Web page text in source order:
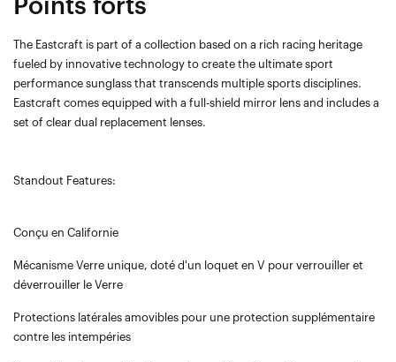
Points forts
The Eastcraft is part of a collection based on a rich racing heritage
fueled by innovative technology to create the ultimate sport
performance sunglass that transcends multiple sports disciplines.
Eastcraft comes equipped with a full-shield mirror lens and includes a
set of clear dual replacement lenses.
Standout Features:
Conçu en Californie
Mécanisme Verre unique, doté d'un loquet en V pour verrouiller et
déverrouiller le Verre
Protections latérales amovibles pour une protection supplémentaire
contre les intempéries